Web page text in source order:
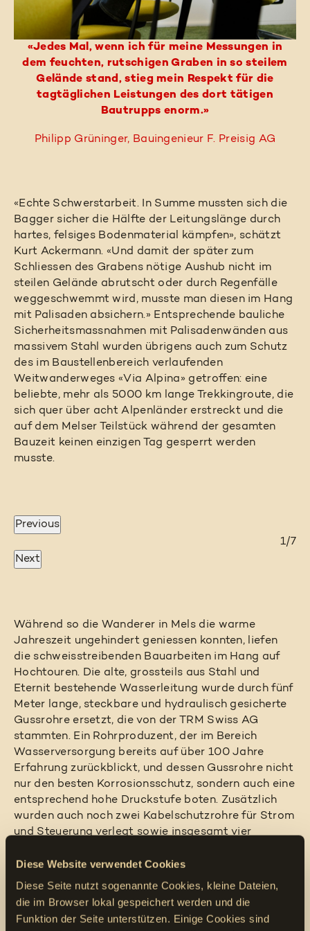
Diese Website verwendet Cookies
Diese Seite nutzt sogenannte Cookies, kleine Dateien,
die im Browser lokal gespeichert werden und die
Funktion der Seite unterstützen. Einige Cookies sind
«Jedes Mal, wenn ich für meine Messungen in
dem feuchten, rutschigen Graben in so steilem
Gelände stand, stieg mein Respekt für die
tagtäglichen Leistungen des dort tätigen
Bautrupps enorm.»
Philipp Grüninger, Bauingenieur F. Preisig AG
«Echte Schwerstarbeit. In Summe mussten sich die
Bagger sicher die Hälfte der Leitungslänge durch
hartes, felsiges Bodenmaterial kämpfen», schätzt
Kurt Ackermann. «Und damit der später zum
Schliessen des Grabens nötige Aushub nicht im
steilen Gelände abrutscht oder durch Regenfälle
weggeschwemmt wird, musste man diesen im Hang
mit Palisaden absichern.» Entsprechende bauliche
Sicherheitsmassnahmen mit Palisadenwänden aus
massivem Stahl wurden übrigens auch zum Schutz
des im Baustellenbereich verlaufenden
Weitwanderweges «Via Alpina» getroffen: eine
beliebte, mehr als 5000 km lange Trekkingroute, die
sich quer über acht Alpenländer erstreckt und die
auf dem Melser Teilstück während der gesamten
Bauzeit keinen einzigen Tag gesperrt werden
musste.
Previous
1/7
2/7
3/7
4/7
5/7
6/7
7/7
Next
Während so die Wanderer in Mels die warme
Jahreszeit ungehindert geniessen konnten, liefen
die schweisstreibenden Bauarbeiten im Hang auf
Hochtouren. Die alte, grossteils aus Stahl und
Eternit bestehende Wasserleitung wurde durch fünf
Meter lange, steckbare und hydraulisch gesicherte
Gussrohre ersetzt, die von der TRM Swiss AG
stammten. Ein Rohrproduzent, der im Bereich
Wasserversorgung bereits auf über 100 Jahre
Erfahrung zurückblickt, und dessen Gussrohre nicht
nur den besten Korrosionsschutz, sondern auch eine
entsprechend hohe Druckstufe boten. Zusätzlich
wurden auch noch zwei Kabelschutzrohre für Strom
und Steuerung verlegt sowie insgesamt vier
Leitungsteile über die Anlieferung der Gussrohre
oder der 50 Meter langen, vorgeschweissten
Kabelschutzrohre bis zu Baggerzubehör oder Beton